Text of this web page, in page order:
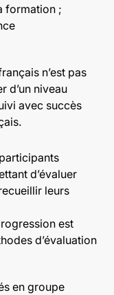
formation ;
n’est pas
d’un niveau
avec succès
d’évaluer
leurs
est
d’évaluation
en groupe